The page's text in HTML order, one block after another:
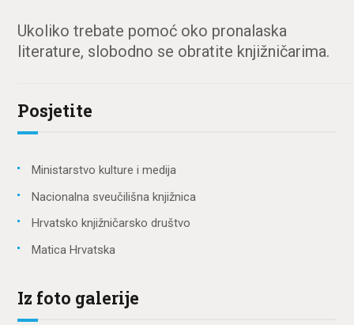
Ukoliko trebate pomoć oko pronalaska
literature, slobodno se obratite knjižničarima.
Posjetite
Ministarstvo kulture i medija
Nacionalna sveučilišna knjižnica
Hrvatsko knjižničarsko društvo
Matica Hrvatska
Iz foto galerije